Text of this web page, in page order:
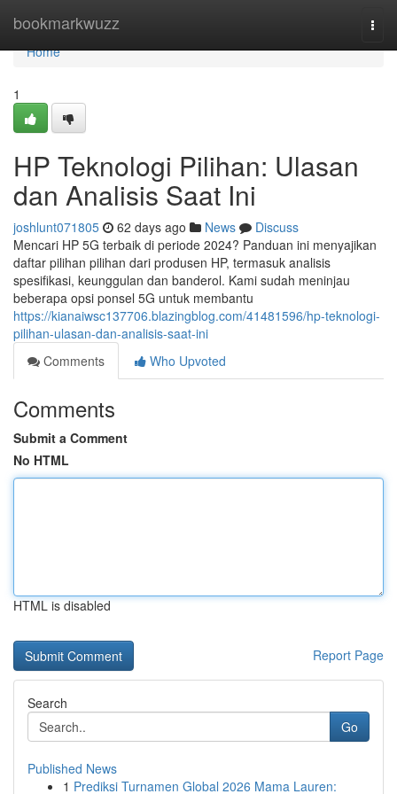
bookmarkwuzz
Home
Home
1
HP Teknologi Pilihan: Ulasan
dan Analisis Saat Ini
joshlunt071805 62 days ago News
Discuss
Mencari HP 5G terbaik di periode 2024? Panduan ini menyajikan
daftar pilihan pilihan dari produsen HP, termasuk analisis
spesifikasi, keunggulan dan banderol. Kami sudah meninjau
beberapa opsi ponsel 5G untuk membantu
https://kianaiwsc137706.blazingblog.com/41481596/hp-teknologi-
pilihan-ulasan-dan-analisis-saat-ini
Comments
Who Upvoted
Comments
Submit a Comment
No HTML
HTML is disabled
Report Page
Search
Go
Published News
1 Prediksi Turnamen Global 2026 Mama Lauren: